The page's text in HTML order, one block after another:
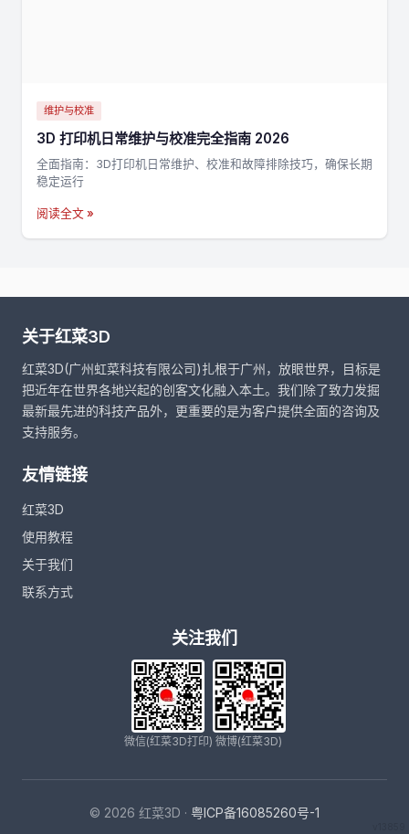
维护与校准
3D 打印机日常维护与校准完全指南 2026
全面指南：3D打印机日常维护、校准和故障排除技巧，确保长期
稳定运行
阅读全文 »
关于红菜3D
红菜3D(广州虹菜科技有限公司)扎根于广州，放眼世界，目标是
把近年在世界各地兴起的创客文化融入本土。我们除了致力发掘
最新最先进的科技产品外，更重要的是为客户提供全面的咨询及
支持服务。
友情链接
红菜3D
使用教程
关于我们
联系方式
关注我们
微信(红菜3D打印) 微博(红菜3D)
© 2026 红菜3D · 粤ICP备16085260号-1